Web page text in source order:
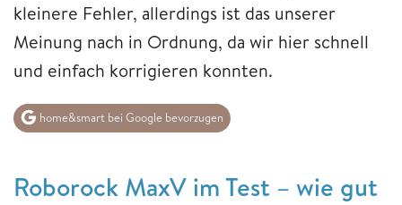
kleinere Fehler, allerdings ist das unserer
Meinung nach in Ordnung, da wir hier schnell
und einfach korrigieren konnten.
home&smart bei Google bevorzugen
Roborock MaxV im Test – wie gut